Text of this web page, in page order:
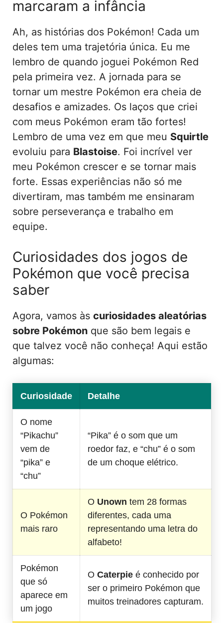
marcaram a infância
Ah, as histórias dos Pokémon! Cada um
deles tem uma trajetória única. Eu me
lembro de quando joguei Pokémon Red
pela primeira vez. A jornada para se
tornar um mestre Pokémon era cheia de
desafios e amizades. Os laços que criei
com meus Pokémon eram tão fortes!
Lembro de uma vez em que meu Squirtle
evoluiu para Blastoise. Foi incrível ver
meu Pokémon crescer e se tornar mais
forte. Essas experiências não só me
divertiram, mas também me ensinaram
sobre perseverança e trabalho em
equipe.
Curiosidades dos jogos de
Pokémon que você precisa
saber
Agora, vamos às curiosidades aleatórias
sobre Pokémon que são bem legais e
que talvez você não conheça! Aqui estão
algumas:
Curiosidade Detalhe
O nome
“Pikachu”
vem de
“pika” e
“chu”
“Pika” é o som que um
roedor faz, e “chu” é o som
de um choque elétrico.
O Pokémon
mais raro
O Unown tem 28 formas
diferentes, cada uma
representando uma letra do
alfabeto!
Pokémon
que só
aparece em
um jogo
O Caterpie é conhecido por
ser o primeiro Pokémon que
muitos treinadores capturam.